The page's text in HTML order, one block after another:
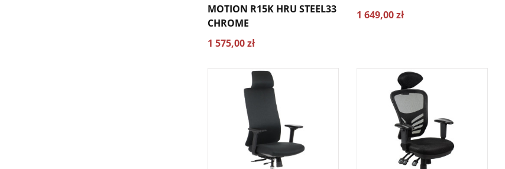
MOTION R15K HRU STEEL33
CHROME
1 575,00 zł
1 649,00 zł